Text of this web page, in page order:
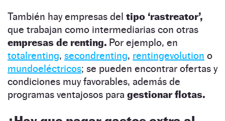
También hay empresas del tipo ‘rastreator’,
que trabajan como intermediarias con otras
empresas de renting. Por ejemplo, en
totalrenting, secondrenting, rentingevolution o
mundoeléctricos; se pueden encontrar ofertas y
condiciones muy favorables, además de
programas ventajosos para gestionar flotas.